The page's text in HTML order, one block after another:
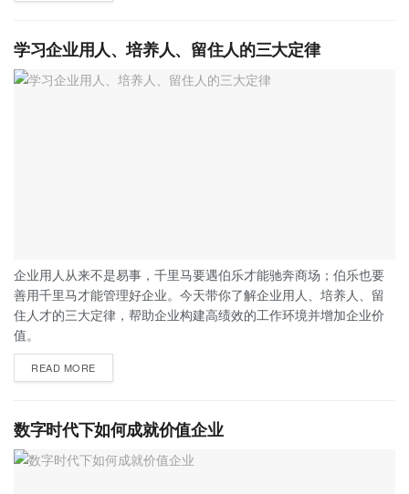
学习企业用人、培养人、留住人的三大定律
企业用人从来不是易事，千里马要遇伯乐才能驰奔商场；伯乐也要
善用千里马才能管理好企业。今天带你了解企业用人、培养人、留
住人才的三大定律，帮助企业构建高绩效的工作环境并增加企业价
值。
READ MORE
数字时代下如何成就价值企业